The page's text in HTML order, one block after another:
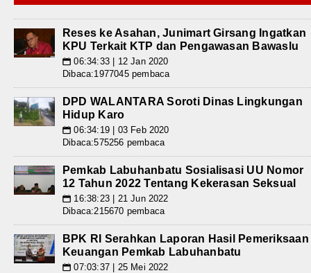
Reses ke Asahan, Junimart Girsang Ingatkan
KPU Terkait KTP dan Pengawasan Bawaslu
📅 06:34:33 | 12 Jan 2020
Dibaca:1977045 pembaca
DPD WALANTARA Soroti Dinas Lingkungan
Hidup Karo
📅 06:34:19 | 03 Feb 2020
Dibaca:575256 pembaca
Pemkab Labuhanbatu Sosialisasi UU Nomor
12 Tahun 2022 Tentang Kekerasan Seksual
📅 16:38:23 | 21 Jun 2022
Dibaca:215670 pembaca
BPK RI Serahkan Laporan Hasil Pemeriksaan
Keuangan Pemkab Labuhanbatu
📅 07:03:37 | 25 Mei 2022